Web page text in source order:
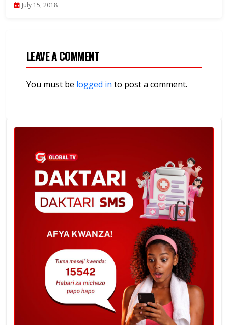
July 15, 2018
LEAVE A COMMENT
You must be logged in to post a comment.